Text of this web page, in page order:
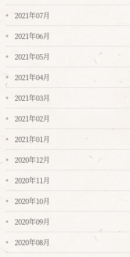
2021年07月
2021年06月
2021年05月
2021年04月
2021年03月
2021年02月
2021年01月
2020年12月
2020年11月
2020年10月
2020年09月
2020年08月